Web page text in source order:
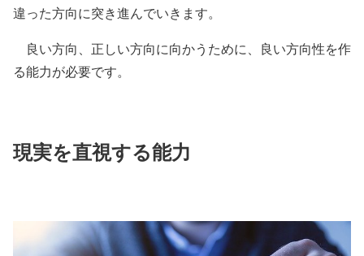
違った方向に突き進んでいきます。
良い方向、正しい方向に向かうために、良い方向性を作
る能力が必要です。
現実を直視する能力